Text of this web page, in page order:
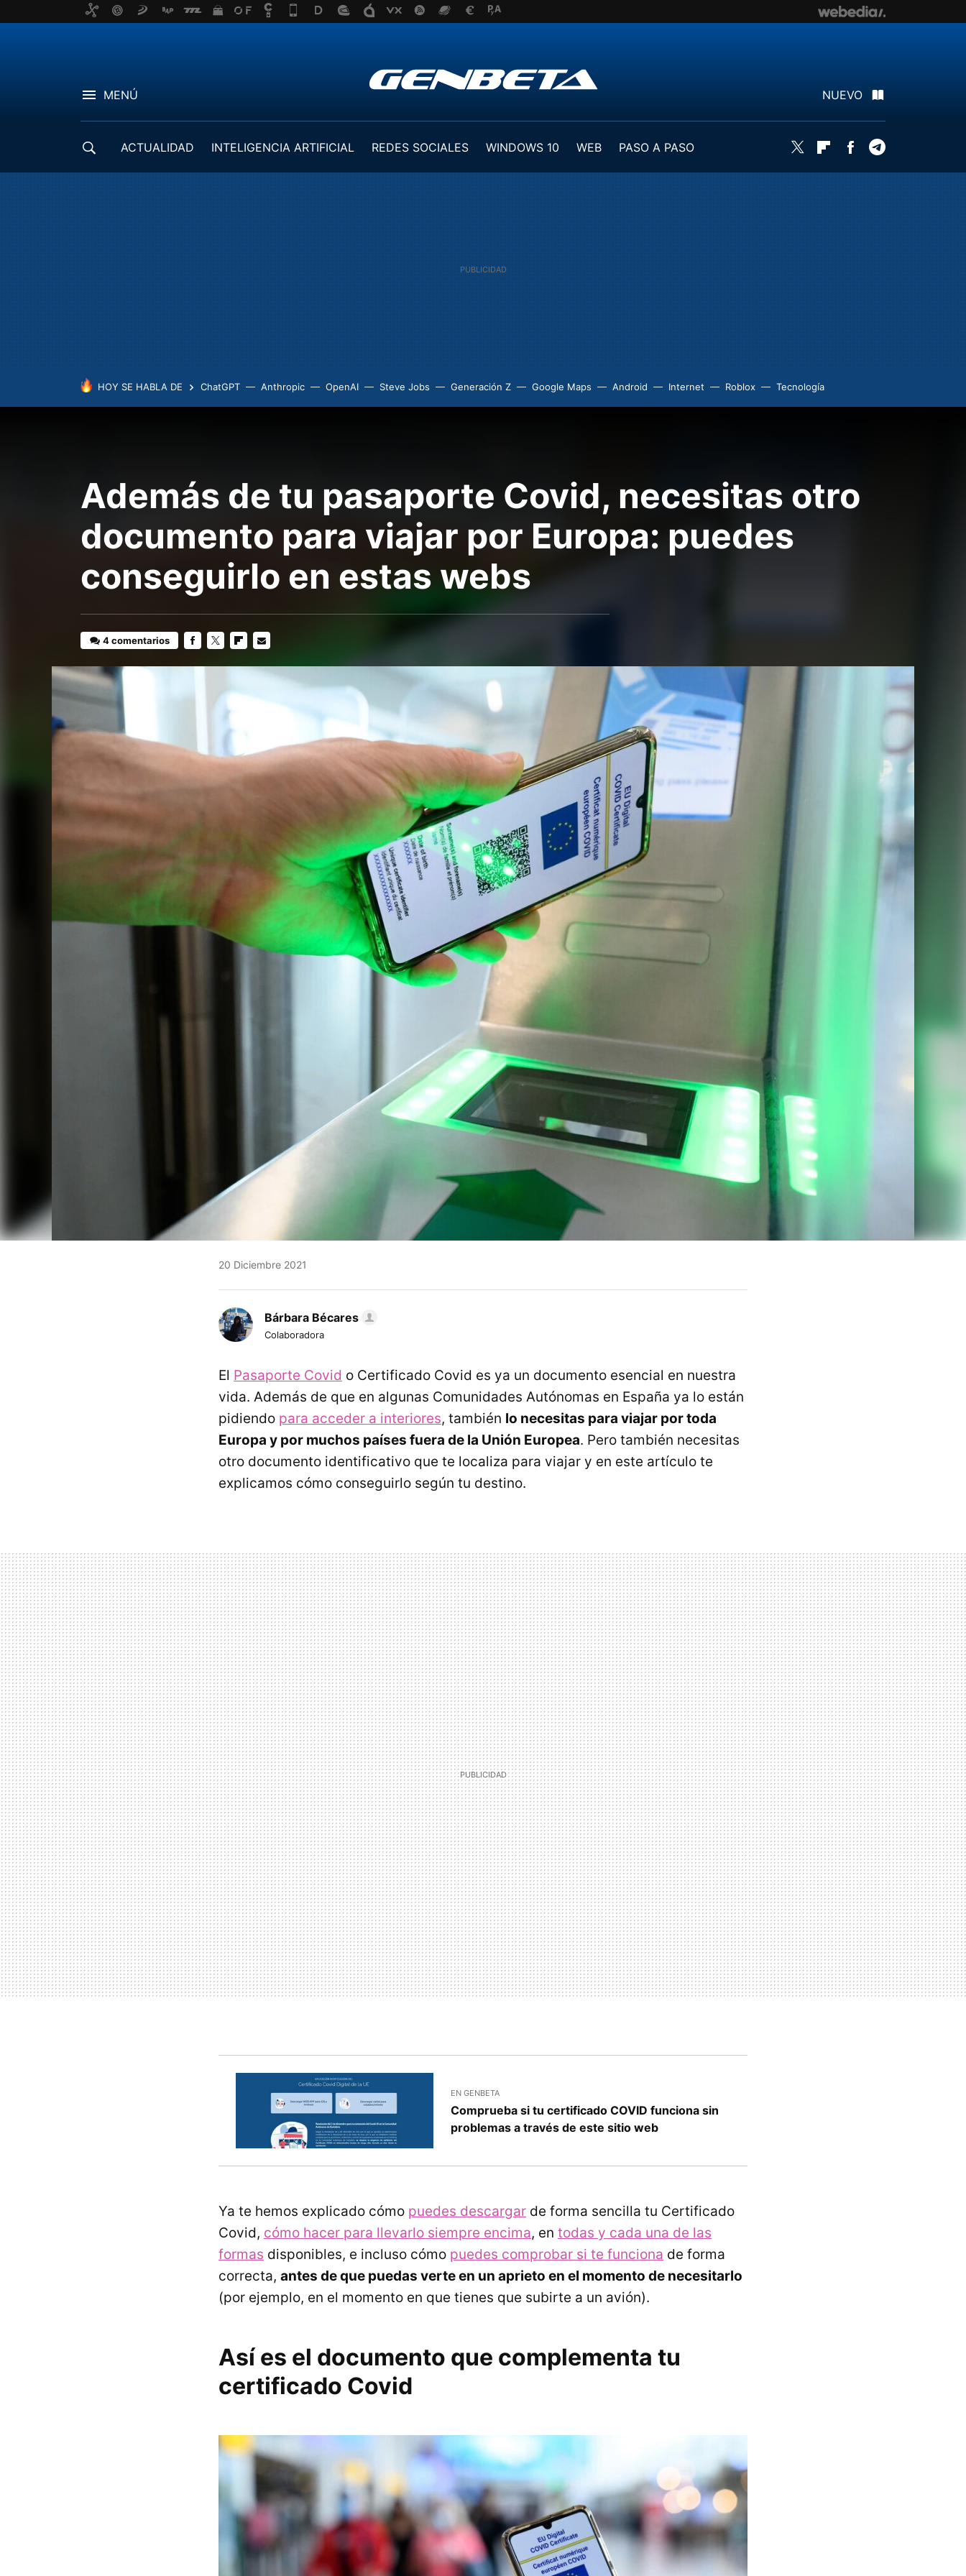
MENÚ NUEVO
ACTUALIDAD INTELIGENCIA ARTIFICIAL REDES SOCIALES WINDOWS 10 WEB
PASO A PASO
Twitter FlipboardFacebook
HOY SE HABLA DE ChatGPT Anthropic OpenAI Steve Jobs Generación Z Google Maps Android Internet Roblox Tecnología
Además de tu pasaporte Covid, necesitas otro
documento para viajar por Europa: puedes
conseguirlo en estas webs
4 comentarios
MAIL
20 Diciembre 2021
Bárbara Bécares
Colaboradora
El Pasaporte Covid o Certificado Covid es ya un documento esencial en nuestra
vida. Además de que en algunas Comunidades Autónomas en España ya lo están
pidiendo para acceder a interiores, también lo necesitas para viajar por toda
Europa y por muchos países fuera de la Unión Europea. Pero también necesitas
otro documento identificativo que te localiza para viajar y en este artículo te
explicamos cómo conseguirlo según tu destino.
EN GENBETA
Comprueba si tu certificado COVID funciona sin
problemas a través de este sitio web
Ya te hemos explicado cómo puedes descargar de forma sencilla tu Certificado
Covid, cómo hacer para llevarlo siempre encima, en todas y cada una de las
formas disponibles, e incluso cómo puedes comprobar si te funciona de forma
correcta, antes de que puedas verte en un aprieto en el momento de necesitarlo
(por ejemplo, en el momento en que tienes que subirte a un avión).
Así es el documento que complementa tu
certificado Covid